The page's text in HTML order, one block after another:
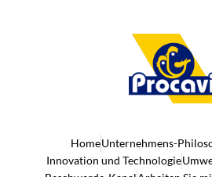
HomeUnternehmens-
Innovation und Technologie